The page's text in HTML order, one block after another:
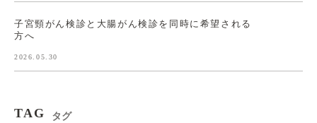
子宮頸がん検診と大腸がん検診を同時に希望される
方へ
2026.05.30
TAG タグ